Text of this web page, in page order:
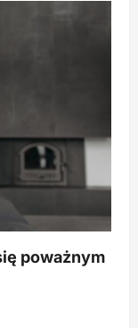
poważnym